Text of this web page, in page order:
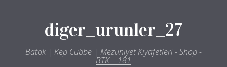
diger_urunler_27
Batok | Kep Cübbe | Mezuniyet Kıyafetleri-Shop-
BTK – 181